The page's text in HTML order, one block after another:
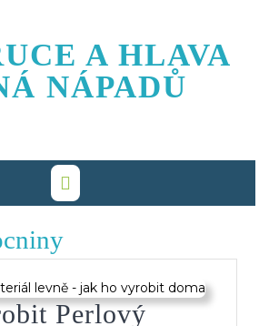
A HLAVA
NÁPADŮ
Perlový